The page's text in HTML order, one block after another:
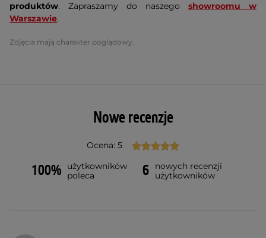
produktów. Zapraszamy do naszego showroomu w
Warszawie.
Zdjęcia mają charakter poglądowy.
Nowe recenzje
Ocena: 5
100%
użytkowników
poleca
6
nowych recenzji
użytkowników